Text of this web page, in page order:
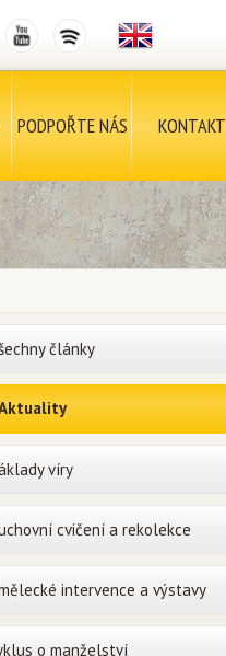
PODPOŘTE NÁS KONTAKT
články
víry
cvičení a rekolekce
intervence a výstavy
o manželství